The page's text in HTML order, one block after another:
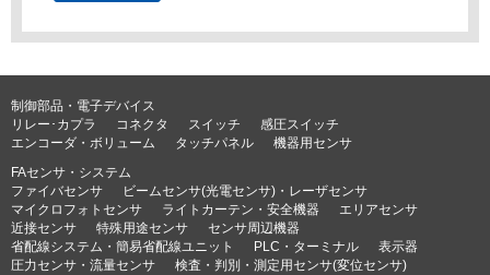
制御部品・電子デバイス
リレー･カプラ
コネクタ スイッチ
感圧スイッチ
エンコーダ・ボリューム
タッチパネル
機器用センサ
FAセンサ・システム
ファイバセンサ
ビームセンサ(光電センサ)・レーザセンサ
マイクロフォトセンサ
ライトカーテン・安全機器
エリアセンサ
近接センサ
特殊用途センサ
センサ周辺機器
省配線システム・簡易省配線ユニット
PLC・ターミナル
表示器
圧力センサ・流量センサ
検査・判別・測定用センサ(変位センサ)